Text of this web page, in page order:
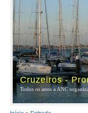
Cruzeiros -
Todos os anos a ANC